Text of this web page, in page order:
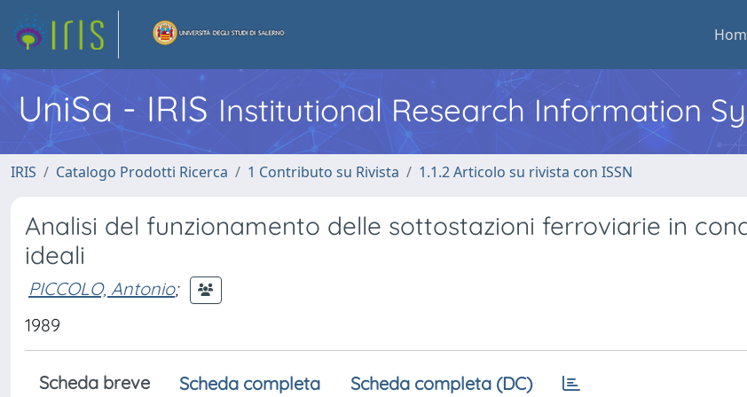
UniSa - IRIS Institutional Research Information
IRIS Catalogo Prodotti Ricerca 1 Contributo su Rivista 1.1.2 Articolo su rivista con ISSN
Analisi del funzionamento delle sottostazioni ferroviarie in
ideali
PICCOLO, Antonio;
1989
Scheda breve Scheda completa Scheda completa (DC)